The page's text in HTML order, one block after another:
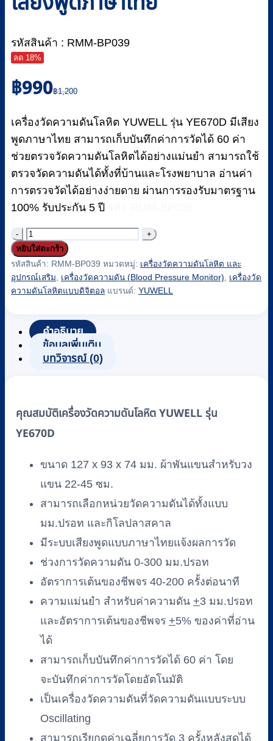
รหัสสินค้า : RMM-BP039
ลด 18%
฿1,200
Original
price
฿1,200.
฿990
Current
price
฿990.
เครื่องวัดความดันโลหิต YUWELL รุ่น YE670D มีเสียง
พูดภาษาไทย สามารถเก็บบันทึกค่าการวัดได้ 60 ค่า
ช่วยตรวจวัดความดันโลหิตได้อย่างแม่นยำ สามารถใช้
ตรวจวัดความดันได้ทั้งที่บ้านและโรงพยาบาล อ่านค่า
การตรวจวัดได้อย่างง่ายดาย ผ่านการรองรับมาตรฐาน
100% รับประกัน 5 ปี
จำนวน
เครื่อง
วัด
ความ
โลหิต
YUWELL
YE670D
พูด
ภาษา
ชิ้น
หยิบใส่ตะกร้า
รหัสสินค้า: RMM-BP039 หมวดหมู่: เครื่องวัดความดันโลหิต และ
อุปกรณ์เสริม
เครื่องวัดความดัน (Blood Pressure Monitor)
เครื่องวัด
ความดันโลหิตแบบดิจิตอล แบรนด์: YUWELL
คำอธิบาย
ข้อมูลเพิ่มเติม
บทวิจารณ์ (0)
คุณสมบัติเครื่องวัดความดันโลหิต YUWELL รุ่น
YE670D
ขนาด 127 x 93 x 74 มม. ผ้าพันแขนสำหรับวง
แขน 22-45 ซม.
สามารถเลือกหน่วยวัดความดันได้ทั้งแบบ
มม.ปรอท และกิโลปลาสคาล
มีระบบเสียงพูดแบบภาษาไทยแจ้งผลการวัด
ช่วงการวัดความดัน 0-300 มม.ปรอท
อัตราการเต้นของชีพจร 40-200 ครั้งต่อนาที
ความแม่นยำ สำหรับค่าความดัน +3 มม.ปรอท
และอัตราการเต้นของชีพจร +5% ของค่าที่อ่าน
ได้
สามารถเก็บบันทึกค่าการวัดได้ 60 ค่า โดย
จะบันทึกค่าการวัดโดยอัตโนมัติ
เป็นเครื่องวัดความดันที่วัดความดันแบบระบบ
Oscillating
สามารถเรียกดูค่าเฉลี่ยการวัด 3 ครั้งหลังสุดได้